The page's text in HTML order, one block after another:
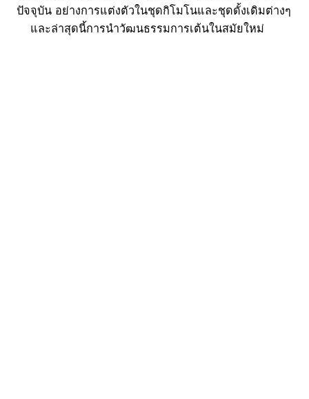
ปัจจุบัน อย่างการแต่งตัวในชุดกิโมโนและชุดดั้งเดิมต่างๆ
และล่าสุดนี้การนำวัฒนธรรมการเต้นในสมัยใหม่